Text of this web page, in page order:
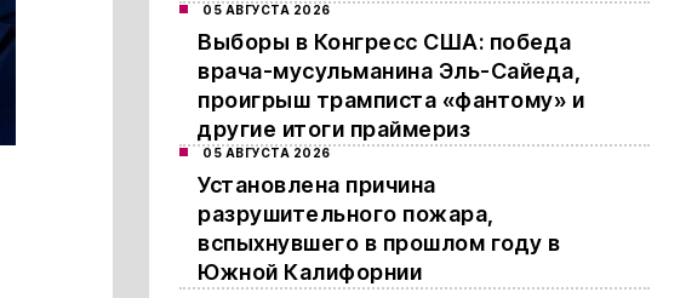
05 АВГУСТА 2026
Выборы в Конгресс США: победа
врача-мусульманина Эль-Сайеда,
проигрыш трамписта «фантому» и
другие итоги праймериз
05 АВГУСТА 2026
Установлена причина
разрушительного пожара,
вспыхнувшего в прошлом году в
Южной Калифорнии